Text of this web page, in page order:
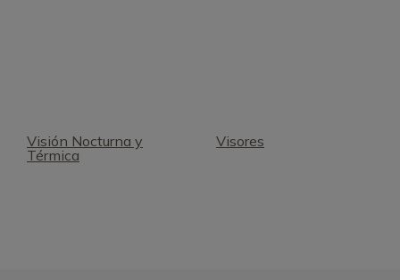
Visión Nocturna y
Térmica
Visores